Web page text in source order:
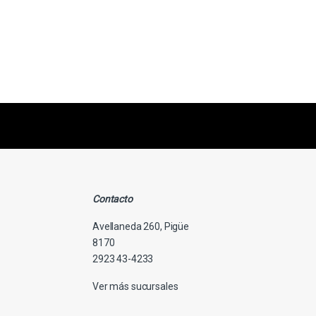
Contacto
Avellaneda 260, Pigüe
8170
2923 43-4233
Ver más sucursales